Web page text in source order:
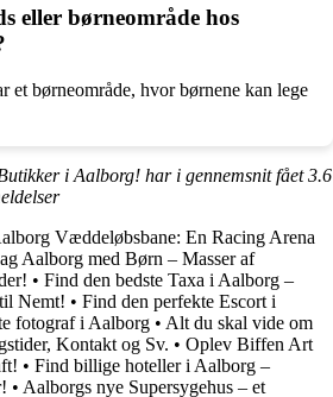
eller børneområde hos
et børneområde, hvor børnene kan lege
i Aalborg! har i gennemsnit fået3.6
Væddeløbsbane: En Racing Arena
Aalborg med Børn – Masser af
• Find den bedste Taxa i Aalborg –
Nemt! • Find den perfekte Escort i
fotograf i Aalborg • Alt du skal vide om
Kontakt og Sv. • Oplev Biffen Art
• Find billige hoteller i Aalborg –
• Aalborgs nye Supersygehus – et